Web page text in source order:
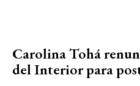
Carolina Tohá
del Interior para